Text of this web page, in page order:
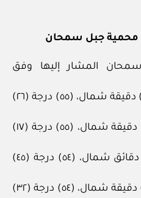
محمية جبل سمحان
المشار إليها وفق
– شمال شرق (١٧) درجة (٤٩) دقيقة شمال، (٥٥) درجة (٢٦)
– جنوب شرق (١٧) درجة (١٥) دقيقة شمال، (٥٥) درجة (١٧)
– جنوب غرب (١٧) درجة (٨) دقائق شمال، (٥٤) درجة (٤٥)
– شمال غرب (١٧) درجة (٣٦) دقيقة شمال، (٥٤) درجة (٣٢)